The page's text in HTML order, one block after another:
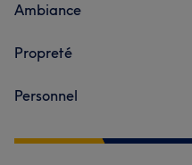
Ambiance
Propreté
Personnel